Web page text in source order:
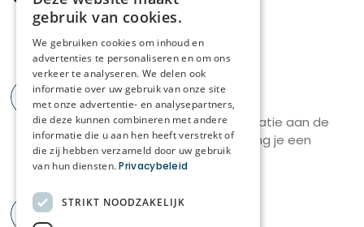
verpleegkundige handelingen uitvoeren volgens
de geldende richtlijnen;
zorgplannen opvolgen en bewaken van de
continuïteit van zorg;
observeren en rapporteren van veranderingen in
gezondheid en welzijn;
je onderhoudt contact met bewoners, familie en
artsen waar nodig;
ondersteuning bieden aan de zorgkundigen in hun
dagelijkse werking;
Sollicitatie
We gaan direct met jouw sollicitatie aan de
slag! Binnen 3 werkdagen ontvang je een
reactie van ons.
2
gebruik van cookies.
We gebruiken cookies om inhoud en
advertenties te personaliseren en om ons
verkeer te analyseren. We delen ook
informatie over uw gebruik van onze site
met onze advertentie- en analysepartners,
die deze kunnen combineren met andere
informatie die u aan hen heeft verstrekt of
die zij hebben verzameld door uw gebruik
van hun diensten. Privacybeleid
STRIKT NOODZAKELIJK